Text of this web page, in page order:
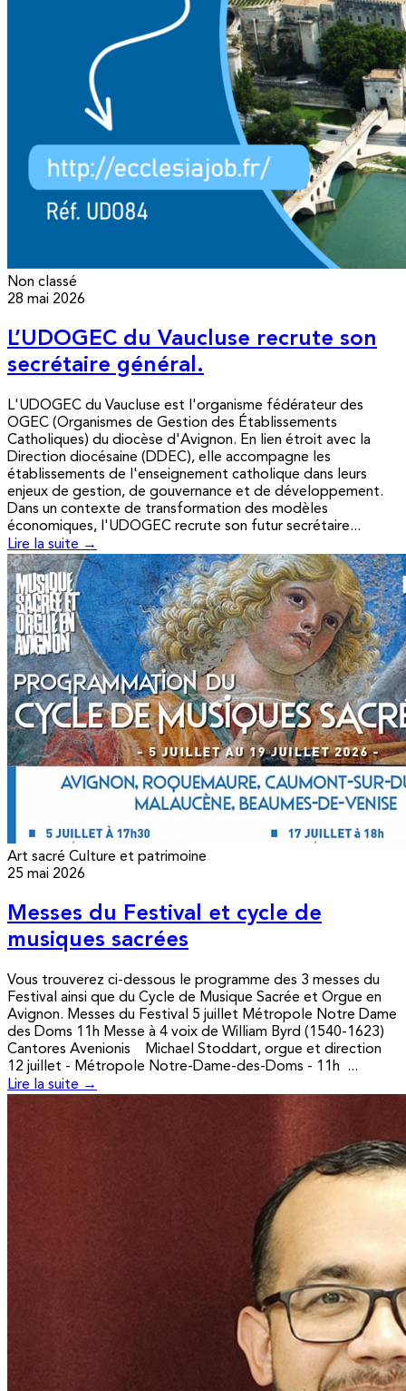
Non classé
28 mai 2026
L’UDOGEC du Vaucluse recrute son
secrétaire général.
L'UDOGEC du Vaucluse est l'organisme fédérateur des
OGEC (Organismes de Gestion des Établissements
Catholiques) du diocèse d'Avignon. En lien étroit avec la
Direction diocésaine (DDEC), elle accompagne les
établissements de l'enseignement catholique dans leurs
enjeux de gestion, de gouvernance et de développement.
Dans un contexte de transformation des modèles
économiques, l'UDOGEC recrute son futur secrétaire...
Lire la suite →
Art sacré Culture et patrimoine
25 mai 2026
Messes du Festival et cycle de
musiques sacrées
Vous trouverez ci-dessous le programme des 3 messes du
Festival ainsi que du Cycle de Musique Sacrée et Orgue en
Avignon. Messes du Festival 5 juillet Métropole Notre Dame
des Doms 11h Messe à 4 voix de William Byrd (1540-1623)
Cantores Avenionis Michael Stoddart, orgue et direction
12 juillet - Métropole Notre-Dame-des-Doms - 11h ...
Lire la suite →